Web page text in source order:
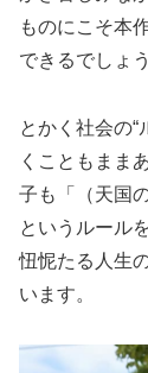
ものにこそ本
できるでしょう
とかく社会の
くこともまま
子も「（天国
というルール
忸怩たる人生
います。